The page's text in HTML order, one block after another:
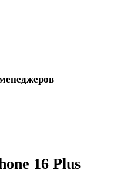
16 Plus